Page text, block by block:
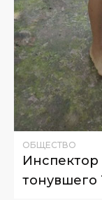
ОБЩЕСТВО
Инспектор
тонувшего